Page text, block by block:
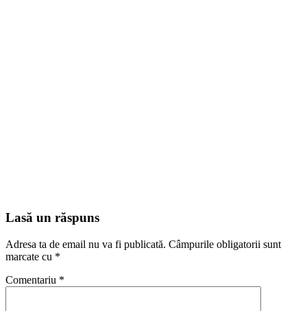
Lasă un răspuns
Adresa ta de email nu va fi publicată. Câmpurile obligatorii sunt
marcate cu *
Comentariu *